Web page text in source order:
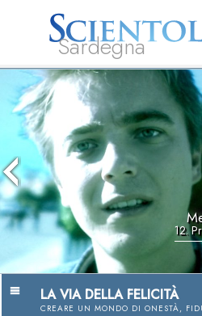
Sardegna
L. Ron Hubbard:
Fondatore
Che cos’è
Scientology?
12.
LA VIA DELLA FELICITÀ
CREARE UN MONDO DI ONESTÀ,